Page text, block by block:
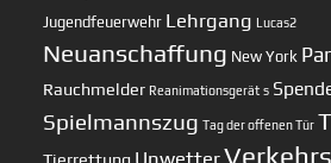
Jugendfeuerwehr Lehrgang Lucas2
Neuanschaffung New York
Rauchmelder Reanimationsgerät s
Spielmannszug Tag der offenen Tür
Tierrettung Unwetter